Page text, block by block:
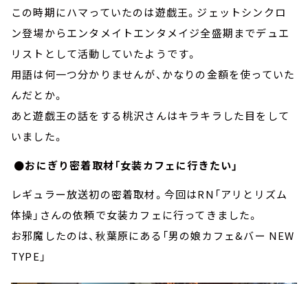
この時期にハマっていたのは遊戯王。ジェットシンクロ
ン登場からエンタメイトエンタメイジ全盛期までデュエ
リストとして活動していたようです。
用語は何一つ分かりませんが、かなりの金額を使っていた
んだとか。
あと遊戯王の話をする桃沢さんはキラキラした目をして
いました。
●おにぎり密着取材「女装カフェに行きたい」
レギュラー放送初の密着取材。今回はRN「アリとリズム
体操」さんの依頼で女装カフェに行ってきました。
お邪魔したのは、秋葉原にある「男の娘カフェ&バー NEW
TYPE」